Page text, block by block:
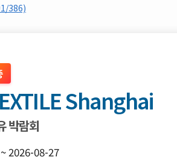
386)
Shanghai
박람회
2026-08-27